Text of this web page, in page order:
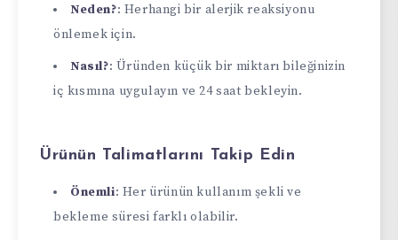
Neden?: Herhangi bir alerjik reaksiyonu
önlemek için.
Nasıl?: Üründen küçük bir miktarı bileğinizin
iç kısmına uygulayın ve 24 saat bekleyin.
Ürünün Talimatlarını Takip Edin
Önemli: Her ürünün kullanım şekli ve
bekleme süresi farklı olabilir.